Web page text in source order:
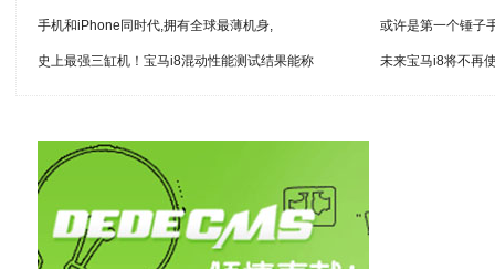
手机和iPhone同时代,拥有全球最薄机身, 或许是第一个锤子
史上最强三缸机！宝马i8混动性能测试结果能称 未来宝马i8将不再